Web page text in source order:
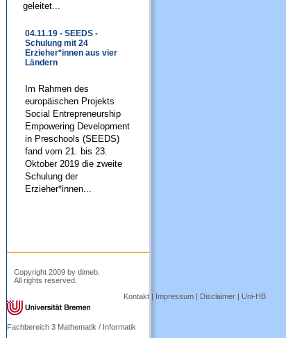
geleitet...
04.11.19 - SEEDS -
Schulung mit 24
Erzieher*innen aus vier
Ländern
Im Rahmen des
europäischen Projekts
Social Entrepreneurship
Empowering Development
in Preschools (SEEDS)
fand vom 21. bis 23.
Oktober 2019 die zweite
Schulung der
Erzieher*innen...
Copyright 2009 by dimeb.
All rights reserved.
Kontakt| Impressum| Disclaimer| Uni-HB
Fachbereich 3 Mathematik / Informatik